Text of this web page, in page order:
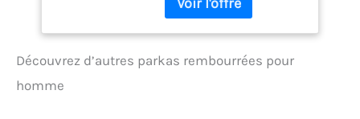
préformées
Découvrez d’autres parkas rembourrées pour
homme